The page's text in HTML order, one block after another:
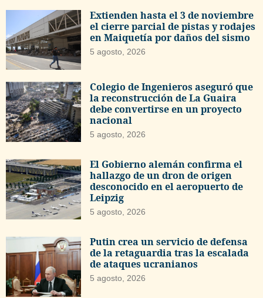
Extienden hasta el 3 de noviembre
el cierre parcial de pistas y rodajes
en Maiquetía por daños del sismo
5 agosto, 2026
Colegio de Ingenieros aseguró que
la reconstrucción de La Guaira
debe convertirse en un proyecto
nacional
5 agosto, 2026
El Gobierno alemán confirma el
hallazgo de un dron de origen
desconocido en el aeropuerto de
Leipzig
5 agosto, 2026
Putin crea un servicio de defensa
de la retaguardia tras la escalada
de ataques ucranianos
5 agosto, 2026